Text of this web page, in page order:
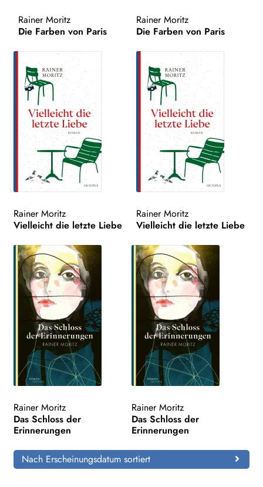
Rainer Moritz
Die Farben von Paris
Rainer Moritz
Die Farben von Paris
Rainer Moritz
Vielleicht die letzte Liebe
Rainer Moritz
Vielleicht die letzte Liebe
Rainer Moritz
Das Schloss der
Erinnerungen
Rainer Moritz
Das Schloss der
Erinnerungen
Nach Erscheinungsdatum sortiert